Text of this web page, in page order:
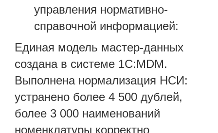
управления нормативно-
справочной информацией:
Единая модель мастер-данных
создана в системе 1С:MDM.
Выполнена нормализация НСИ:
устранено более 4 500 дублей,
более 3 000 наименований
номенклатуры корректно